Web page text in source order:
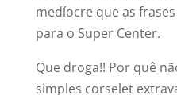
medíocre que as
para o Super Center.
Que droga!! Por quê
simples corselet